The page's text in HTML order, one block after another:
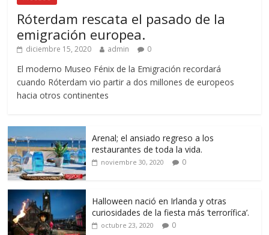
Róterdam rescata el pasado de la
emigración europea.
diciembre 15, 2020 admin 0
El moderno Museo Fénix de la Emigración recordará
cuando Róterdam vio partir a dos millones de europeos
hacia otros continentes
Arenal; el ansiado regreso a los
restaurantes de toda la vida.
noviembre 30, 2020 0
Halloween nació en Irlanda y otras
curiosidades de la fiesta más ‘terrorífica’.
octubre 23, 2020 0